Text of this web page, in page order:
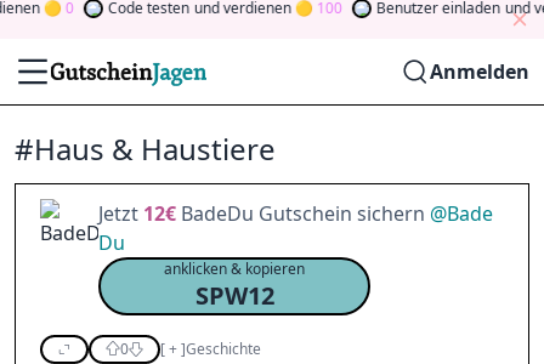
0 Code testen und verdienen 100 Benutzer einladen und
Anmelden
#Haus & Haustiere
Jetzt 12€ BadeDu Gutschein sichern @Bade
Du
anklicken & kopieren
SPW12
0 [+]Geschichte